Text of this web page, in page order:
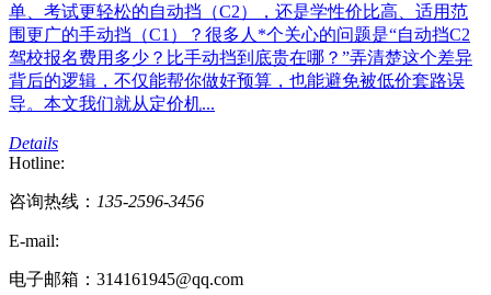
单、考试更轻松的自动挡（C2），还是学性价比高、适用范
围更广的手动挡（C1）？很多人*个关心的问题是“自动挡C2
驾校报名费用多少？比手动挡到底贵在哪？”弄清楚这个差异
背后的逻辑，不仅能帮你做好预算，也能避免被低价套路误
导。本文我们就从定价机...
Details
Hotline:
咨询热线： 135-2596-3456
E-mail:
电子邮箱：314161945@qq.com